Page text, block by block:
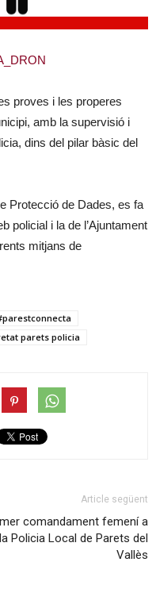
proves i les properes
amb la supervisió i
dins del pilar bàsic del
Protecció de Dades, es fa
policial i la de l’Ajuntament
mitjans de
parets policia
Article següent
comandament femení a
la Policia Local de Parets del
Vallès